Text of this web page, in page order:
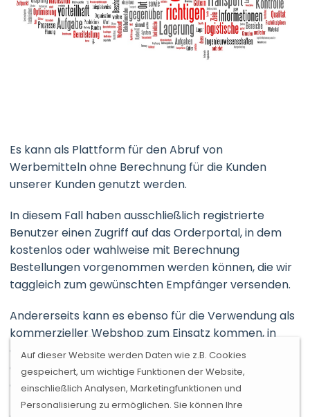
Auf dieser Website werden Daten wie z.B. Cookies
gespeichert, um wichtige Funktionen der Website,
einschließlich Analysen, Marketingfunktionen und
Personalisierung zu ermöglichen. Sie können Ihre
Es kann als Plattform für den Abruf von
Werbemitteln ohne Berechnung für die Kunden
unserer Kunden genutzt werden.
In diesem Fall haben ausschließlich registrierte
Benutzer einen Zugriff auf das Orderportal, in dem
kostenlos oder wahlweise mit Berechnung
Bestellungen vorgenommen werden können, die wir
taggleich zum gewünschten Empfänger versenden.
Andererseits kann es ebenso für die Verwendung als
kommerzieller Webshop zum Einsatz kommen, in
diesem Fall werden Bestellungen aus dem Internet
generiert und wir versenden die bestellte Ware nach
dem Eingang der Zahlung direkt an den Kunden. Das
Kernstück dieser Technik ist ein mächtiges